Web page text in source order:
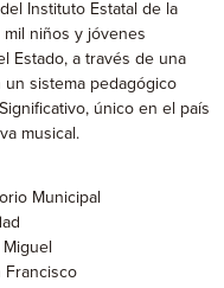
Instituto Estatal de la
niños y jóvenes
Estado, a través de una
un sistema pedagógico
único en el país
musical.
Municipal
Francisco